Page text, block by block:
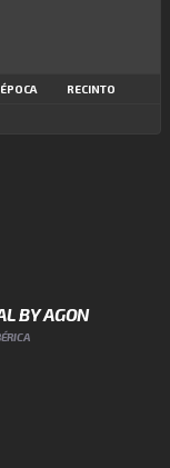
ÉPOCA RECINTO
BY AGON